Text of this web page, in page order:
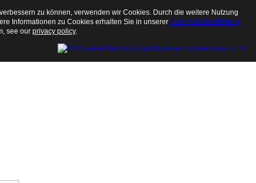
zu können, verwenden wir Cookies. Durch die weitere Nutzung
Informationen zu Cookies erhalten Sie in unserer Datenschutzerklärung
see our privacy policy.